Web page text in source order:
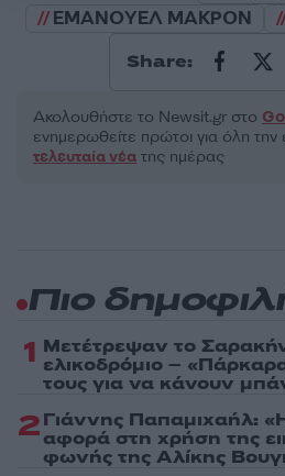
ΕΜΑΝΟΥΕΛ ΜΑΚΡΟΝ
Share:
Ακολουθήστε το Νewsit.gr στο
ενημερωθείτε πρώτοι για όλη την
τελευταία νέα της ημέρας
Πιο
1 Μετέτρεψαν το
ελικοδρόμιο –
τους για να κάνουν
2Γιάννης Παπαμιχαήλ:
αφορά στη χρήση της
φωνής της Αλίκης